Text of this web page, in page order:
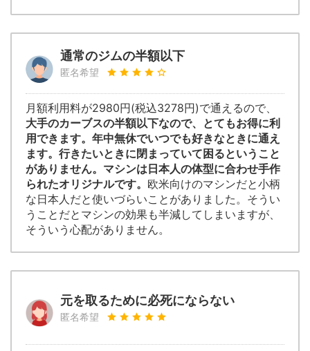
通常のジムの半額以下
匿名希望
月額利用料が2980円(税込3278円)で通えるので、
大手のカーブスの半額以下なので、とてもお得に利
用できます。年中無休でいつでも好きなときに通え
ます。行きたいときに閉まっていて困るということ
がありません。マシンは日本人の体型に合わせ手作
られたオリジナルです。 欧米向けのマシンだと小柄
な日本人だと使いづらいことがありました。そうい
うことだとマシンの効果も半減してしまいますが、
そういう心配がありません。
元を取るために必死にならない
匿名希望